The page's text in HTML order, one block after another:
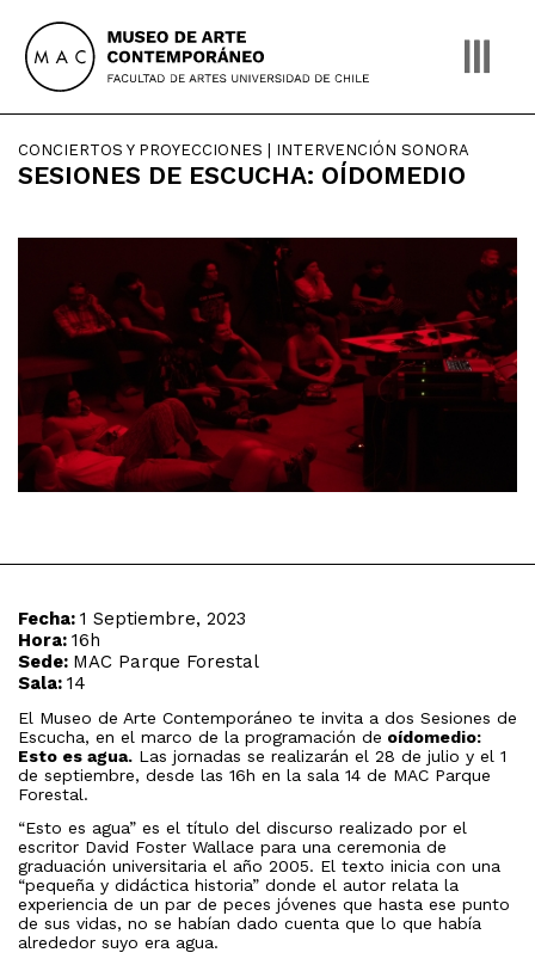
content
CONCIERTOS Y PROYECCIONES | INTERVENCIÓN SONORA
SESIONES DE ESCUCHA: OÍDOMEDIO
Fecha: 1 Septiembre, 2023
Hora: 16h
Sede: MAC Parque Forestal
Sala: 14
El Museo de Arte Contemporáneo te invita a dos Sesiones de
Escucha, en el marco de la programación de oídomedio:
Esto es agua. Las jornadas se realizarán el 28 de julio y el 1
de septiembre, desde las 16h en la sala 14 de MAC Parque
Forestal.
“Esto es agua” es el título del discurso realizado por el
escritor David Foster Wallace para una ceremonia de
graduación universitaria el año 2005. El texto inicia con una
“pequeña y didáctica historia” donde el autor relata la
experiencia de un par de peces jóvenes que hasta ese punto
de sus vidas, no se habían dado cuenta que lo que había
alrededor suyo era agua.